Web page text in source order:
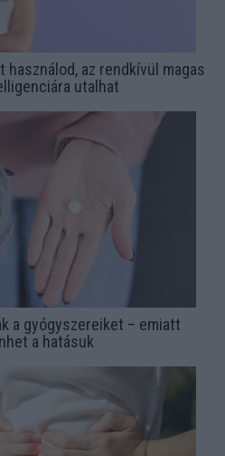
használod, az rendkívül magas
utalhat
a gyógyszereiket – emiatt
a hatásuk